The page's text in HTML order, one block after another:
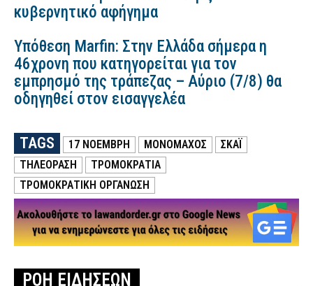
κυβερνητικό αφήγημα
Υπόθεση Marfin: Στην Ελλάδα σήμερα η
46χρονη που κατηγορείται για τον
εμπρησμό της τράπεζας – Αύριο (7/8) θα
οδηγηθεί στον εισαγγελέα
TAGS 17 ΝΟΕΜΒΡΗ ΜΟΝΟΜΆΧΟΣ
ΣΚΑΪ
ΤΗΛΕΟΡΑΣΗ
ΤΡΟΜΟΚΡΑΤΙΑ
ΤΡΟΜΟΚΡΑΤΙΚΗ ΟΡΓΑΝΩΣΗ
ΡΟΗ ΕΙΔΗΣΕΩΝ